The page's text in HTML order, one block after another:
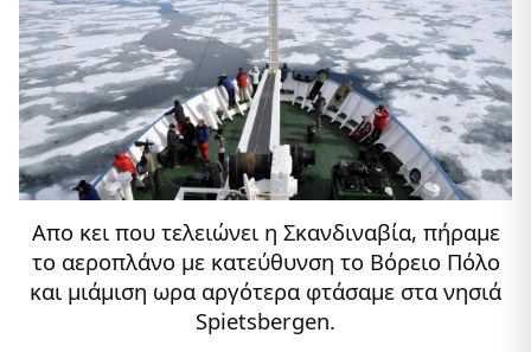
Απο κει που τελειώνει η Σκανδιναβία, πήραμε
το αεροπλάνο με κατεύθυνση το Βόρειο Πόλο
και μιάμιση ωρα αργότερα φτάσαμε στα νησιά
Spietsbergen.